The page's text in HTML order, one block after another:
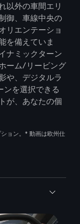
以外の車間エリ
御、車線中央の
リエンテーショ
を備えていま
ナミックターン
ーム/リービング
や、デジタルラ
ンを選択できる
が、あなたの個
ョン。* 動画は欧州仕